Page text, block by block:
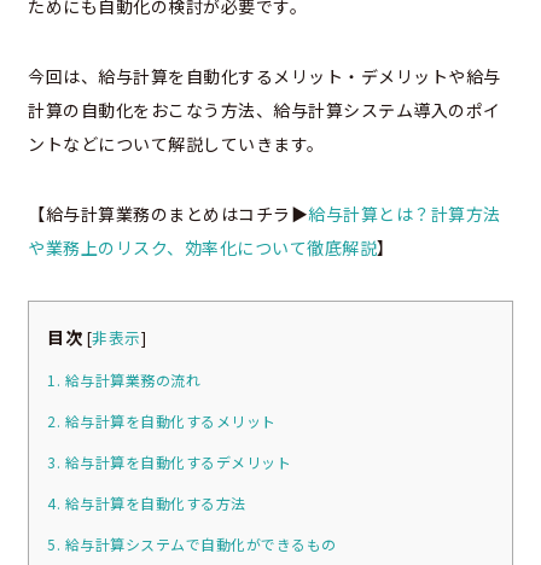
ためにも自動化の検討が必要です。
今回は、給与計算を自動化するメリット・デメリットや給与
計算の自動化をおこなう方法、給与計算システム導入のポイ
ントなどについて解説していきます。
【給与計算業務のまとめはコチラ▶給与計算とは？計算方法
や業務上のリスク、効率化について徹底解説】
目次 [非表示]
1. 給与計算業務の流れ
2. 給与計算を自動化するメリット
3. 給与計算を自動化するデメリット
4. 給与計算を自動化する方法
5. 給与計算システムで自動化ができるもの